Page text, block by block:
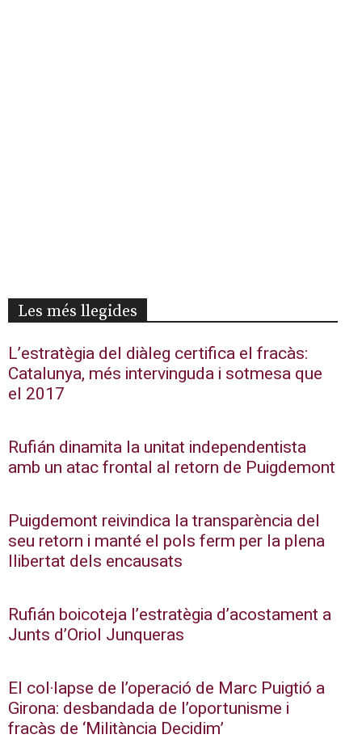
Les més llegides
L’estratègia del diàleg certifica el fracàs:
Catalunya, més intervinguda i sotmesa que
el 2017
Rufián dinamita la unitat independentista
amb un atac frontal al retorn de Puigdemont
Puigdemont reivindica la transparència del
seu retorn i manté el pols ferm per la plena
llibertat dels encausats
Rufián boicoteja l’estratègia d’acostament a
Junts d’Oriol Junqueras
El col·lapse de l’operació de Marc Puigtió a
Girona: desbandada de l’oportunisme i
fracàs de ‘Militància Decidim’